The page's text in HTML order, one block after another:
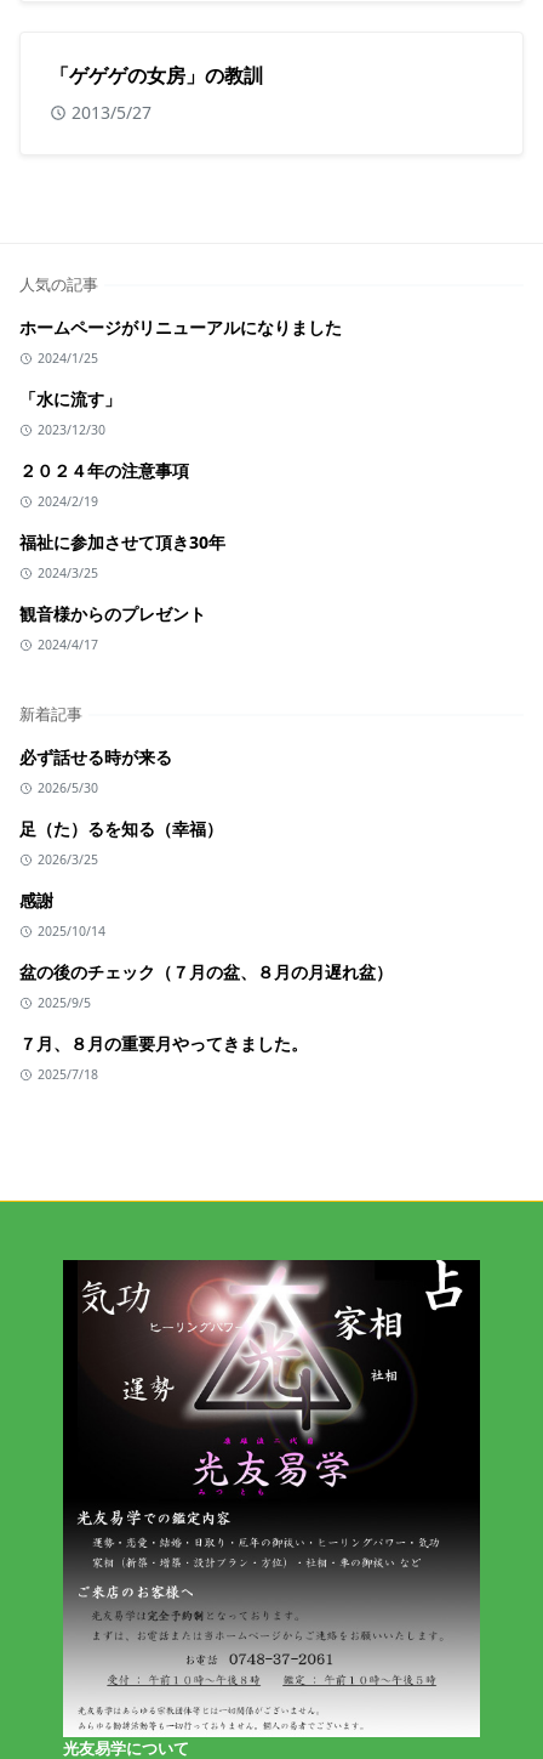
「ゲゲゲの女房」の教訓
2013/5/27
人気の記事
ホームページがリニューアルになりました
2024/1/25
「水に流す」
2023/12/30
２０２４年の注意事項
2024/2/19
福祉に参加させて頂き30年
2024/3/25
観音様からのプレゼント
2024/4/17
新着記事
必ず話せる時が来る
2026/5/30
足（た）るを知る（幸福）
2026/3/25
感謝
2025/10/14
盆の後のチェック（７月の盆、８月の月遅れ盆）
2025/9/5
７月、８月の重要月やってきました。
2025/7/18
光友易学について